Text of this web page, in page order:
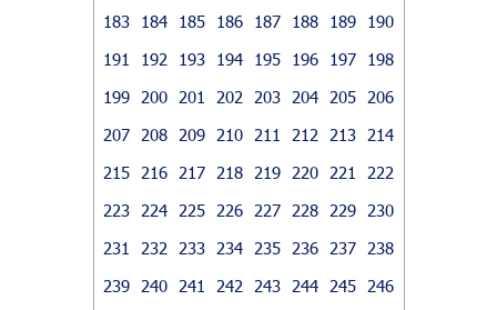
183
184 185 186 187 188 189
190
191
192 193 194 195 196 197
198
199
200 201 202 203 204 205
206
207
208 209 210 211 212 213
214
215
216 217 218 219 220 221
222
223
224 225 226 227 228 229
230
231
232 233 234 235 236 237
238
239
240 241 242 243 244 245
246